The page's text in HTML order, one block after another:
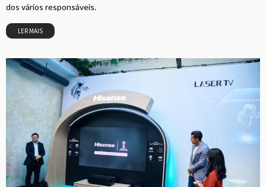
dos vários responsáveis.
LER MAIS